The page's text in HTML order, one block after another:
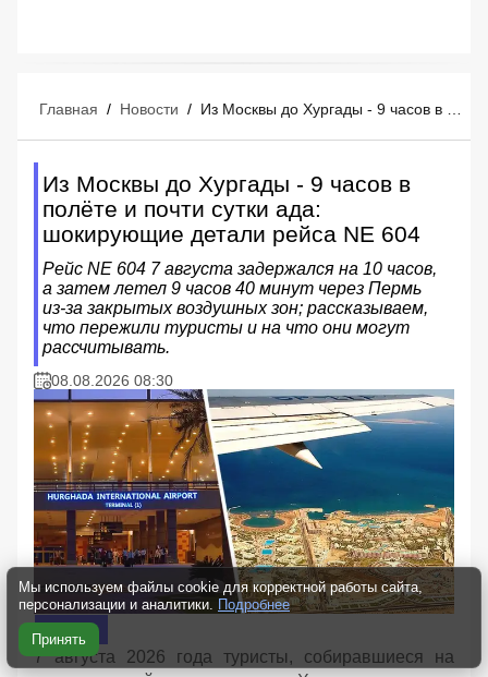
Главная / Новости / Из Москвы до Хургады - 9 часов в полёте и почти сутки ада: шокирующие детали рейса NE 604
Из Москвы до Хургады - 9 часов в
полёте и почти сутки ада:
шокирующие детали рейса NE 604
Рейс NE 604 7 августа задержался на 10 часов,
а затем летел 9 часов 40 минут через Пермь
из‑за закрытых воздушных зон; рассказываем,
что пережили туристы и на что они могут
рассчитывать.
08.08.2026 08:30
Туризм
7 августа 2026 года туристы, собиравшиеся на
Мы используем файлы cookie для корректной работы сайта,
персонализации и аналитики. Подробнее
Принять